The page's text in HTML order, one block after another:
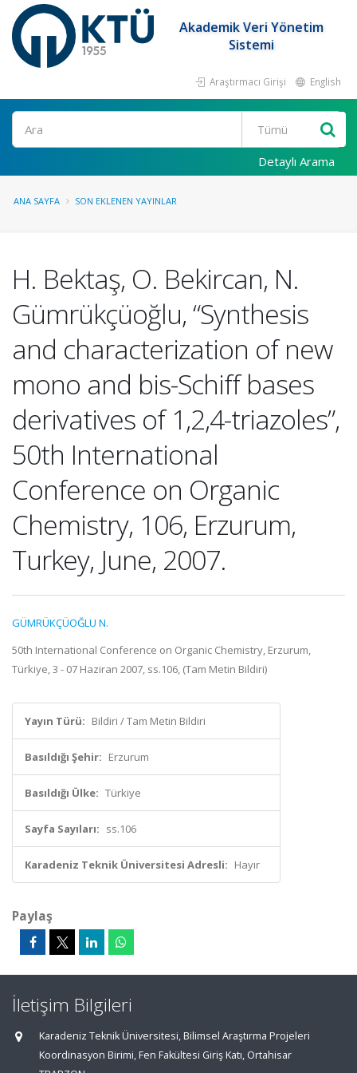
Akademik Veri Yönetim
Sistemi
Araştırmacı Girişi English
Ara
Detaylı Arama
ANA SAYFA SON EKLENEN YAYINLAR
H. Bektaş, O. Bekircan, N.
Gümrükçüoğlu, “Synthesis
and characterization of new
mono and bis-Schiff bases
derivatives of 1,2,4-triazoles”,
50th International
Conference on Organic
Chemistry, 106, Erzurum,
Turkey, June, 2007.
GÜMRÜKÇÜOĞLU N.
50th International Conference on Organic Chemistry, Erzurum,
Türkiye, 3 - 07 Haziran 2007, ss.106, (Tam Metin Bildiri)
Yayın Türü: Bildiri / Tam Metin Bildiri
Basıldığı Şehir: Erzurum
Basıldığı Ülke: Türkiye
Sayfa Sayıları: ss.106
Karadeniz Teknik Üniversitesi Adresli: Hayır
Paylaş
İletişim Bilgileri
Karadeniz Teknik Üniversitesi, Bilimsel Araştırma Projeleri
Koordinasyon Birimi, Fen Fakültesi Giriş Katı, Ortahisar